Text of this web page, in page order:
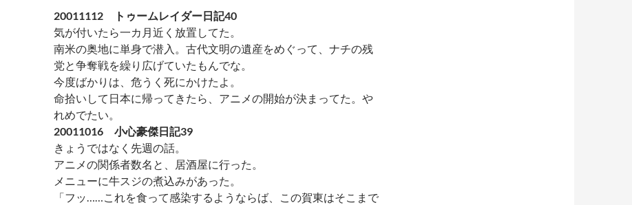
20011112 トゥームレイダー日記40
気が付いたら一カ月近く放置してた。
南米の奥地に単身で潜入。古代文明の遺産をめぐって、ナチの残
党と争奪戦を繰り広げていたもんでな。
今度ばかりは、危うく死にかけたよ。
命拾いして日本に帰ってきたら、アニメの開始が決まってた。や
れめでたい。
20011016 小心豪傑日記39
きょうではなく先週の話。
アニメの関係者数名と、居酒屋に行った。
メニューに牛スジの煮込みがあった。
「フッ……これを食って感染するようならば、この賀東はそこまで